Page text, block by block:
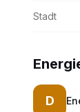
Stadt
D